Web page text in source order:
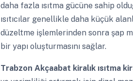
daha fazla ısıtma gücüne sahip
ısıtıcılar genellikle daha küçük
düzeltme işlemlerinden sonra şap
bir yapı oluşturmasını sağlar.
Trabzon Akçaabat kiralık ısıtma